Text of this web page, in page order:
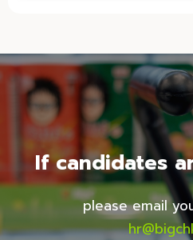
If candidates
please email